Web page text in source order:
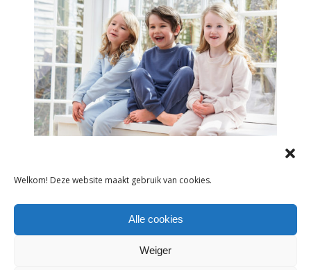
Welkom! Deze website maakt gebruik van cookies.
Alle cookies
Weiger
ADVERTORIAL
COLLECTIE VOOR ZOMER 2023